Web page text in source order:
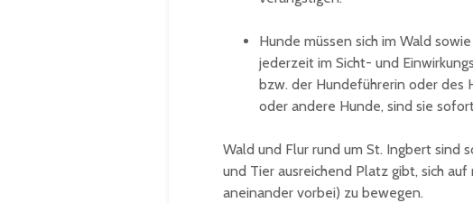
Hunde müssen sich im Wald
jederzeit im Sicht- und
bzw. der Hundeführerin oder des
oder andere Hunde, sind sie
Wald und Flur rund um St. Ingbert sind
und Tier ausreichend Platz gibt, sich
aneinander vorbei) zu bewegen.